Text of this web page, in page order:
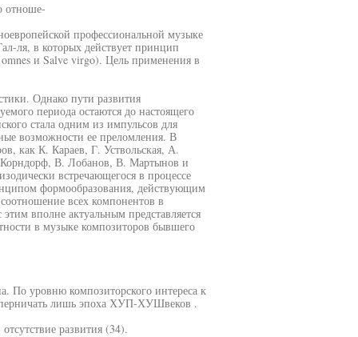
отноше-
профессиональной музыке
ля, в которых действует принцип
и Salve virgo). Цель применения в
Однако пути развития
периода остаются до настоящего
стала одним из импульсов для
возможности ее преломления. В
как К. Караев, Г. Уствольская, А.
В. Лобанов, В. Мартынов и
встречающегося в процессе
формообразования, действующим
всех компонентов в
вполне актуальным представляется
в музыке композиторов бывшего
По уровню композиторского интереса к
лишь эпоха ХУП-ХУШвеков .
развития (34).